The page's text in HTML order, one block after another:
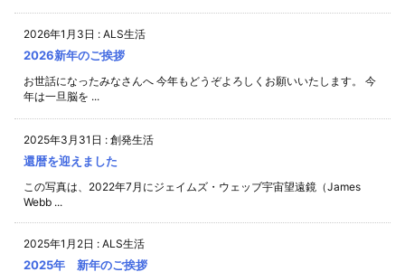
2026年1月3日 : ALS生活
2026新年のご挨拶
お世話になったみなさんへ 今年もどうぞよろしくお願いいたします。 今
年は一旦脳を ...
2025年3月31日 : 創発生活
還暦を迎えました
この写真は、2022年7月にジェイムズ・ウェッブ宇宙望遠鏡（James
Webb ...
2025年1月2日 : ALS生活
2025年 新年のご挨拶